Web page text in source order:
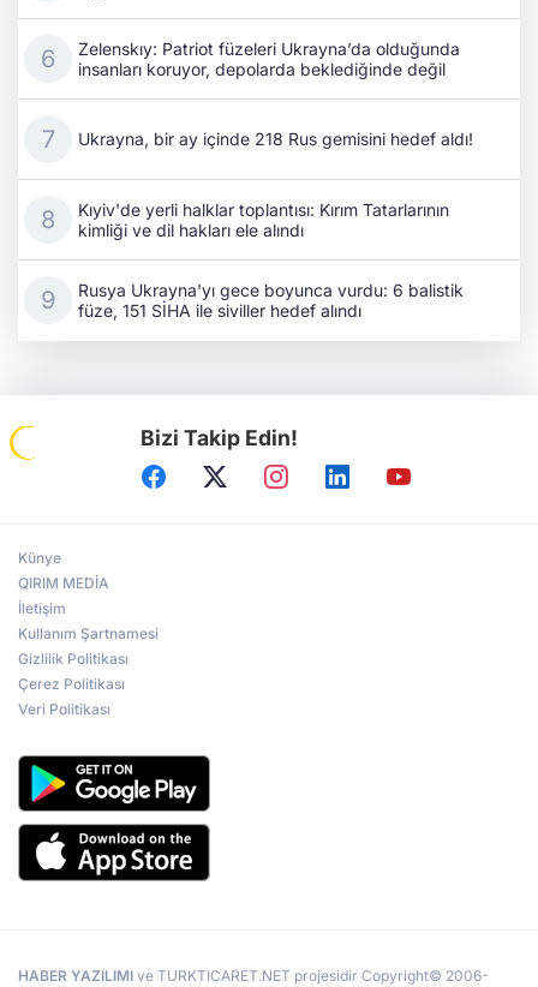
Zelenskıy: Patriot füzeleri Ukrayna’da olduğunda
insanları koruyor, depolarda beklediğinde değil
Ukrayna, bir ay içinde 218 Rus gemisini hedef aldı!
Kıyiv'de yerli halklar toplantısı: Kırım Tatarlarının
kimliği ve dil hakları ele alındı
Rusya Ukrayna'yı gece boyunca vurdu: 6 balistik
füze, 151 SİHA ile siviller hedef alındı
Bizi Takip Edin!
Künye
QIRIM MEDİA
İletişim
Kullanım Şartnamesi
Gizlilik Politikası
Çerez Politikası
Veri Politikası
HABER YAZILIMI ve TURKTICARET.NET projesidir Copyright© 2006-